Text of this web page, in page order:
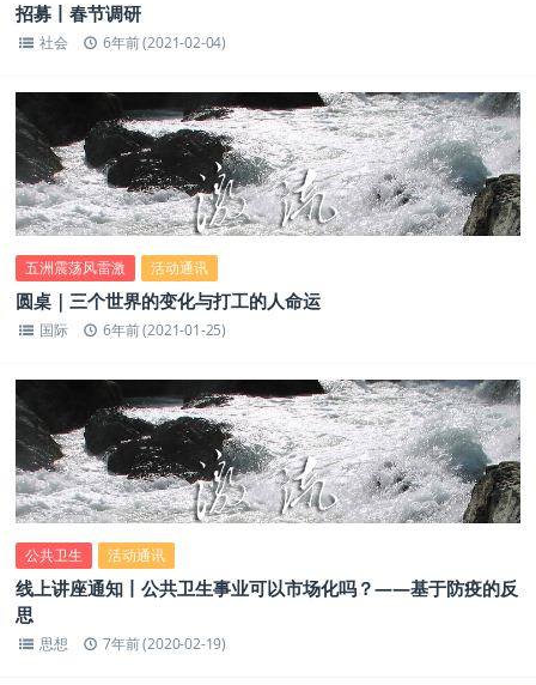
招募丨春节调研
社会 6年前 (2021-02-04)
五洲震荡风雷激 活动通讯
圆桌｜三个世界的变化与打工的人命运
国际 6年前 (2021-01-25)
公共卫生 活动通讯
线上讲座通知丨公共卫生事业可以市场化吗？——基于防疫的反
思
思想 7年前 (2020-02-19)